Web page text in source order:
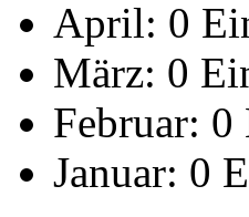
April: 0
März: 0
Februar: 0
Januar: 0